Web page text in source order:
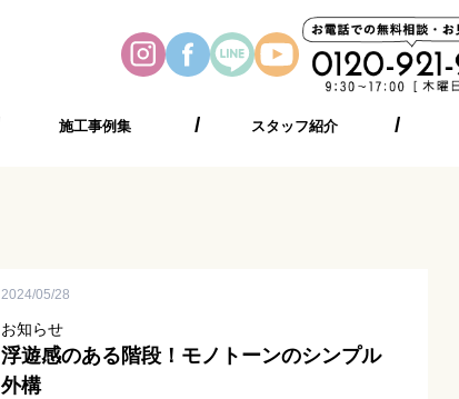
施工事例集 スタッフ紹介
2024/05/28
お知らせ
浮遊感のある階段！モノトーンのシンプル
外構